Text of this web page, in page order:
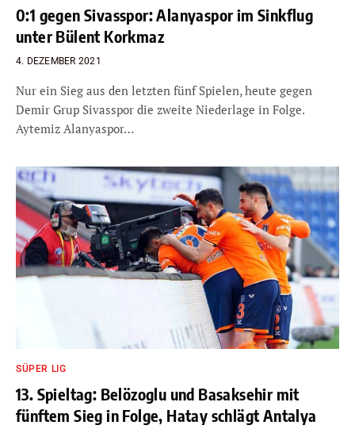
0:1 gegen Sivasspor: Alanyaspor im Sinkflug
unter Bülent Korkmaz
4. DEZEMBER 2021
Nur ein Sieg aus den letzten fünf Spielen, heute gegen
Demir Grup Sivasspor die zweite Niederlage in Folge.
Aytemiz Alanyaspor…
SÜPER LIG
13. Spieltag: Belözoglu und Basaksehir mit
fünftem Sieg in Folge, Hatay schlägt Antalya